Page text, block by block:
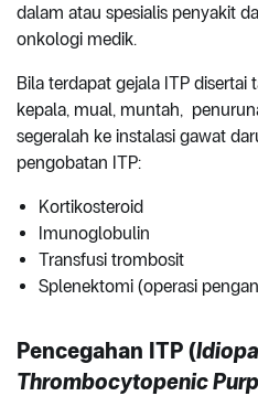
dalam atau spesialis penyakit
onkologi medik.
Bila terdapat gejala ITP
kepala, mual, muntah,
segeralah ke instalasi gawat
pengobatan ITP:
Kortikosteroid
Imunoglobulin
Transfusi trombosit
Splenektomi (operasi
Pencegahan ITP (
Thrombocytopenic